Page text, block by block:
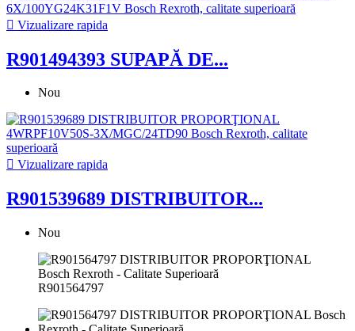
 Vizualizare rapida
R901494393 SUPAPĂ DE...
Nou
 Vizualizare rapida
R901539689 DISTRIBUITOR...
Nou
R901564797